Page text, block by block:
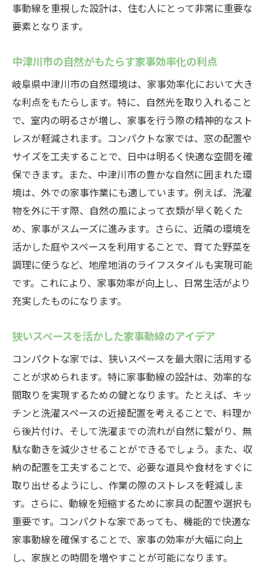
徴
中津川市で選ばれるコンパクトな家の理由
限られた時間で快適な暮らしを実現する方
法
中津川市の生活を豊かにするコンパクトな
家
家事効率を高めるためのデザインの工夫
生活を豊かにするコンパクトな家家事動線がも
たらす新しいライフスタイル
家事効率が生活に与える影響とは
コンパクトな家で始める新しい暮らし方
家事動線がもたらす生活の質向上
時間を有効活用するための動線設計
新しいライフスタイルを提供するコンパク
トな家
家事効率を重視した暮らしの進化
動線で時間を節約
時間を賢く使うための家事動線設計
中津川市での人気の理由とは
無駄を省くコンパクトな間取りの利点
効率的な家事動線がもたらす時間のゆとり
コンパクトな家が支持される背景
時間を節約するための具体的な設計例
機能的で美しいコンパクトな家岐阜県中津川市
での実例を紹介
デザインと機能性を両立させた実例
事動線を重視した設計は、住む人にとって非常に重要な
要素となります。
中津川市の自然がもたらす家事効率化の利点
岐阜県中津川市の自然環境は、家事効率化において大き
な利点をもたらします。特に、自然光を取り入れること
で、室内の明るさが増し、家事を行う際の精神的なスト
レスが軽減されます。コンパクトな家では、窓の配置や
サイズを工夫することで、日中は明るく快適な空間を確
保できます。また、中津川市の豊かな自然に囲まれた環
境は、外での家事作業にも適しています。例えば、洗濯
物を外に干す際、自然の風によって衣類が早く乾くた
め、家事がスムーズに進みます。さらに、近隣の環境を
活かした庭やスペースを利用することで、育てた野菜を
調理に使うなど、地産地消のライフスタイルも実現可能
です。これにより、家事効率が向上し、日常生活がより
充実したものになります。
狭いスペースを活かした家事動線のアイデア
コンパクトな家では、狭いスペースを最大限に活用する
ことが求められます。特に家事動線の設計は、効率的な
間取りを実現するための鍵となります。たとえば、キッ
チンと洗濯スペースの近接配置を考えることで、料理か
ら後片付け、そして洗濯までの流れが自然に繋がり、無
駄な動きを減少させることができるでしょう。また、収
納の配置を工夫することで、必要な道具や食材をすぐに
取り出せるようにし、作業の際のストレスを軽減しま
す。さらに、動線を短縮するために家具の配置や選択も
重要です。コンパクトな家であっても、機能的で快適な
家事動線を確保することで、家事の効率が大幅に向上
し、家族との時間を増やすことが可能になります。